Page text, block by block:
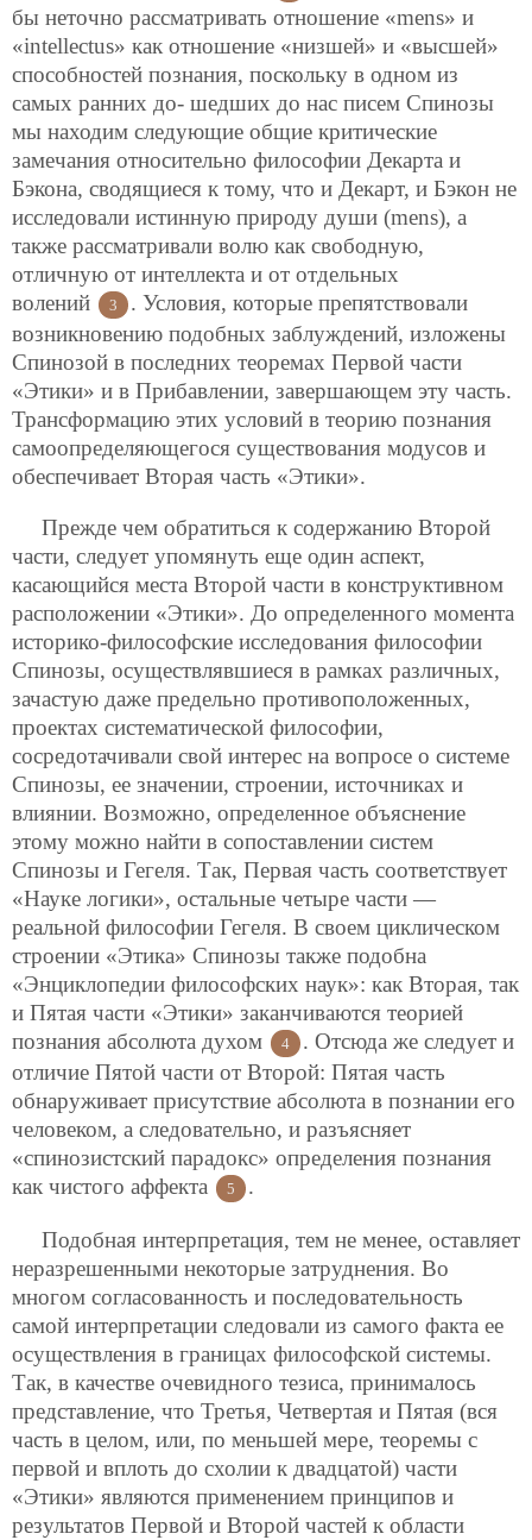
бы неточно рассматривать отношение «mens» и
«intellectus» как отношение «низшей» и «высшей»
способностей познания, поскольку в одном из
самых ранних до- шедших до нас писем Спинозы
мы находим следующие общие критические
замечания относительно философии Декарта и
Бэкона, сводящиеся к тому, что и Декарт, и Бэкон не
исследовали истинную природу души (mens), а
также рассматривали волю как свободную,
отличную от интеллекта и от отдельных
волений
3
. Условия, которые препятствовали
возникновению подобных заблуждений, изложены
Спинозой в последних теоремах Первой части
«Этики» и в Прибавлении, завершающем эту часть.
Трансформацию этих условий в теорию познания
самоопределяющегося существования модусов и
обеспечивает Вторая часть «Этики».
Прежде чем обратиться к содержанию Второй
части, следует упомянуть еще один аспект,
касающийся места Второй части в конструктивном
расположении «Этики». До определенного момента
историко-философские исследования философии
Спинозы, осуществлявшиеся в рамках различных,
зачастую даже предельно противоположенных,
проектах систематической философии,
сосредотачивали свой интерес на вопросе о системе
Спинозы, ее значении, строении, источниках и
влиянии. Возможно, определенное объяснение
этому можно найти в сопоставлении систем
Спинозы и Гегеля. Так, Первая часть соответствует
«Науке логики», остальные четыре части —
реальной философии Гегеля. В своем циклическом
строении «Этика» Спинозы также подобна
«Энциклопедии философских наук»: как Вторая, так
и Пятая части «Этики» заканчиваются теорией
познания абсолюта духом
4
. Отсюда же следует и
отличие Пятой части от Второй: Пятая часть
обнаруживает присутствие абсолюта в познании его
человеком, а следовательно, и разъясняет
«спинозистский парадокс» определения познания
как чистого аффекта
5 .
Подобная интерпретация, тем не менее, оставляет
неразрешенными некоторые затруднения. Во
многом согласованность и последовательность
самой интерпретации следовали из самого факта ее
осуществления в границах философской системы.
Так, в качестве очевидного тезиса, принималось
представление, что Третья, Четвертая и Пятая (вся
часть в целом, или, по меньшей мере, теоремы с
первой и вплоть до схолии к двадцатой) части
«Этики» являются применением принципов и
результатов Первой и Второй частей к области